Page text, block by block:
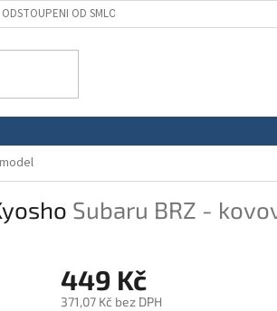
ODSTOUPENI OD SMLOUVY/REKLAMACE
Subaru BRZ -
449 Kč
371,07 Kč bez DPH